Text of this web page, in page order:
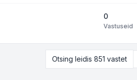
0
Vastuseid
Otsing leidis 851 vastet